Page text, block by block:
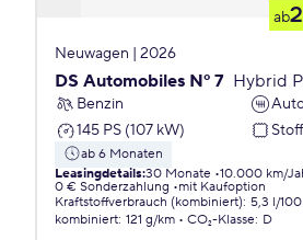
ab
Neuwagen | 2026
DS Automobiles Nº 7 Hybrid
Benzin
145 PS (107 kW)
Stoff
ab 6 Monaten
Leasingdetails:30 Monate 10.000 km/
0 € Sonderzahlung
mit Kaufoption
Kraftstoffverbrauch (kombiniert): 5,3 l/
kombiniert: 121 g/km CO₂-Klasse: D